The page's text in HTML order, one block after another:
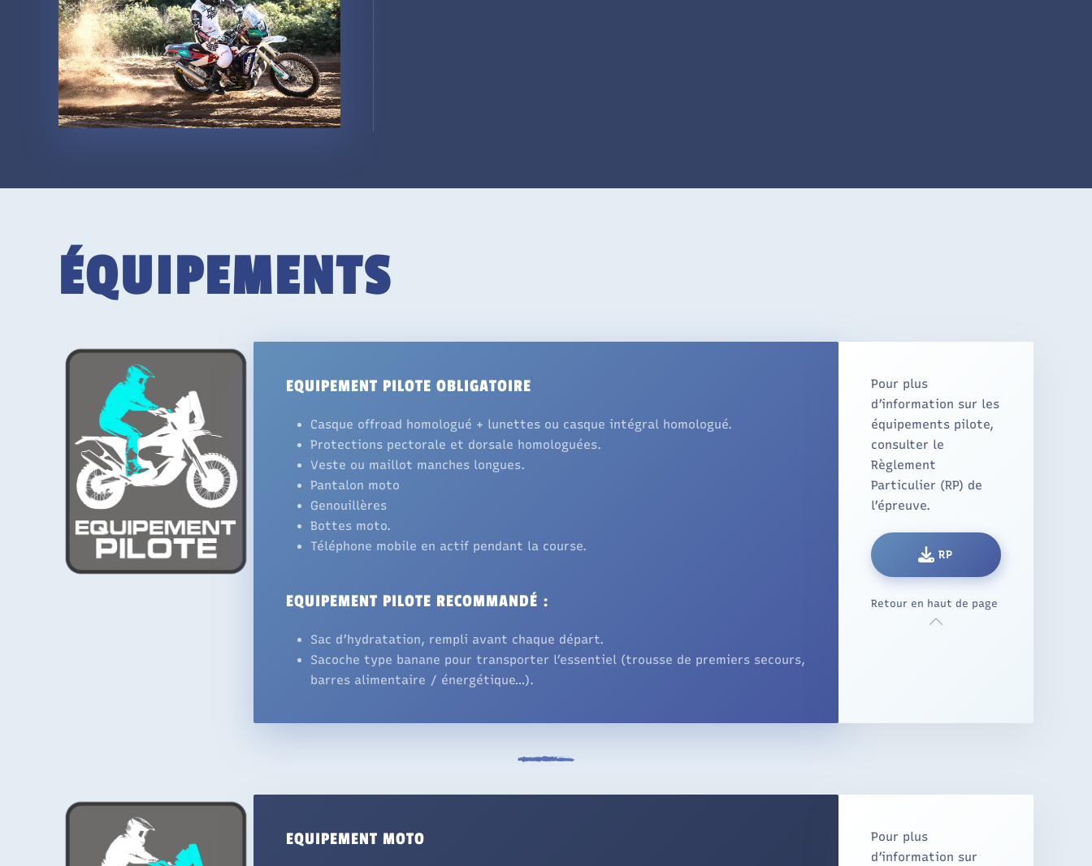
ÉQUIPEMENTS
EQUIPEMENT PILOTE OBLIGATOIRE
Casque offroad homologué + lunettes ou casque intégral homologué.
Protections pectorale et dorsale homologuées.
Veste ou maillot manches longues.
Pantalon moto
Genouillères
Bottes moto.
Téléphone mobile en actif pendant la course.
EQUIPEMENT PILOTE RECOMMANDÉ :
Sac d’hydratation, rempli avant chaque départ.
Sacoche type banane pour transporter l’essentiel (trousse de premiers secours,
barres alimentaire / énergétique…).
Pour plus
d’information sur les
équipements pilote,
consulter le
Règlement
Particulier (RP) de
l’épreuve.
RP
Retour en haut de page
EQUIPEMENT MOTO
Pour plus
d’information sur